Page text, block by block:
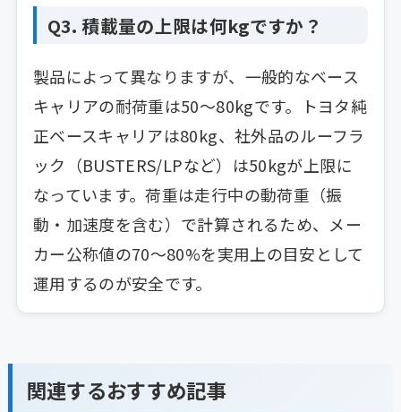
Q3. 積載量の上限は何kgですか？
製品によって異なりますが、一般的なベース
キャリアの耐荷重は50〜80kgです。トヨタ純
正ベースキャリアは80kg、社外品のルーフラ
ック（BUSTERS/LPなど）は50kgが上限に
なっています。荷重は走行中の動荷重（振
動・加速度を含む）で計算されるため、メー
カー公称値の70〜80%を実用上の目安として
運用するのが安全です。
関連するおすすめ記事